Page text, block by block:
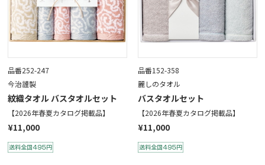
品番252-247
今治謹製
紋織タオル バスタオルセット
【2026年春夏カタログ掲載品】
¥11,000
品番152-358
麗しのタオル
バスタオルセット
【2026年春夏カタログ掲載品】
¥11,000